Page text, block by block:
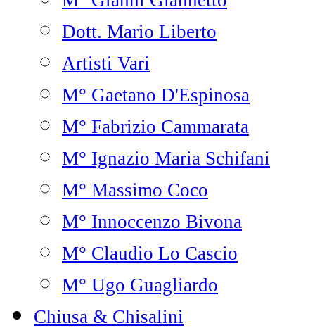
Dott. Mario Liberto
Artisti Vari
M° Gaetano D'Espinosa
M° Fabrizio Cammarata
M° Ignazio Maria Schifani
M° Massimo Coco
M° Innoccenzo Bivona
M° Claudio Lo Cascio
M° Ugo Guagliardo
Chiusa & Chisalini